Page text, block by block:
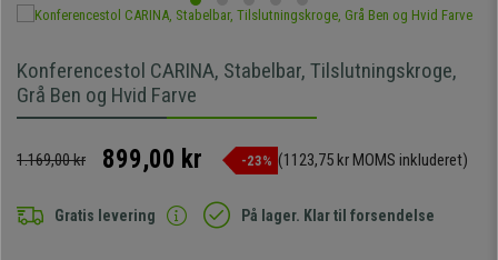
Konferencestol CARINA, Stabelbar, Tilslutningskroge,
Grå Ben og Hvid Farve
1.169,00 kr 899,00 kr -23% (1123,75 kr MOMS inkluderet)
Gratis levering På lager. Klar til forsendelse